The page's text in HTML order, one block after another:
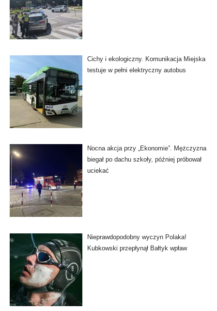
Cichy i ekologiczny. Komunikacja Miejska
testuje w pełni elektryczny autobus
Nocna akcja przy „Ekonomie”. Mężczyzna
biegał po dachu szkoły, później próbował
uciekać
Nieprawdopodobny wyczyn Polaka!
Kubkowski przepłynął Bałtyk wpław